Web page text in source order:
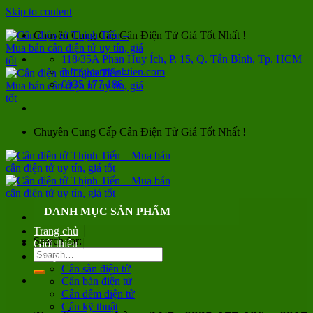
Skip to content
Chuyên Cung Cấp Cân Điện Tử Giá Tốt Nhất !
118/35A Phan Huy Ích, P. 15, Q. Tân Bình, Tp. HCM
info@canthinhtien.com
0935 177 186
Chuyên Cung Cấp Cân Điện Tử Giá Tốt Nhất !
Search for:
DANH MỤC SẢN PHẨM
Trang chủ
Giới thiệu
Sản phẩm
Cân sàn điện tử
Cân bàn điện tử
Cân đếm điện tử
Cân kỹ thuật